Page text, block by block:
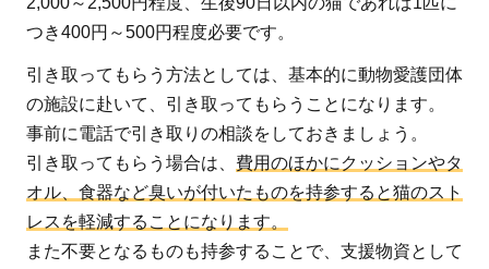
ズ・ジ
ン）：
医療支
援をも
とに保
護猫ボ
ランテ
ィアを
つき400円～500円程度必要です。
引き取ってもらう方法としては、基本的に動物愛護団体
の施設に赴いて、引き取ってもらうことになります。
事前に電話で引き取りの相談をしておきましょう。
引き取ってもらう場合は、 費用のほかにクッションやタ
オル、食器など臭いが付いたものを持参すると猫のスト
レスを軽減することになります。
また不要となるものも持参することで、支援物資として